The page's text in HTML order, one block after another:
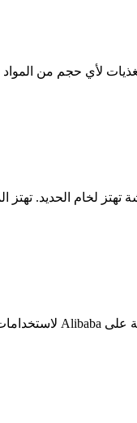
لأي حجم من